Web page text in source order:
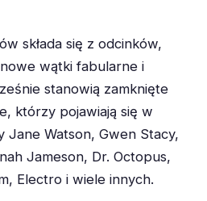
składa się z odcinków,
wątki fabularne i
stanowią zamknięte
którzy pojawiają się w
Jane Watson, Gwen Stacy,
Jameson, Dr. Octopus,
Electro i wiele innych.